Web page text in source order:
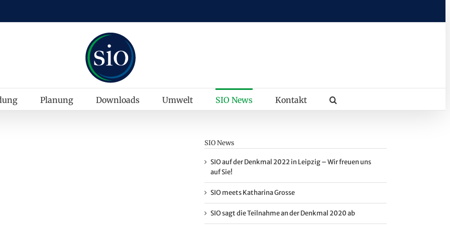
Planung Downloads Umwelt SIO News Kontakt
SIO News
SIO auf der Denkmal 2022 in Leipzig – Wir freuen uns
auf Sie!
SIO meets Katharina Grosse
SIO sagt die Teilnahme an der Denkmal 2020 ab